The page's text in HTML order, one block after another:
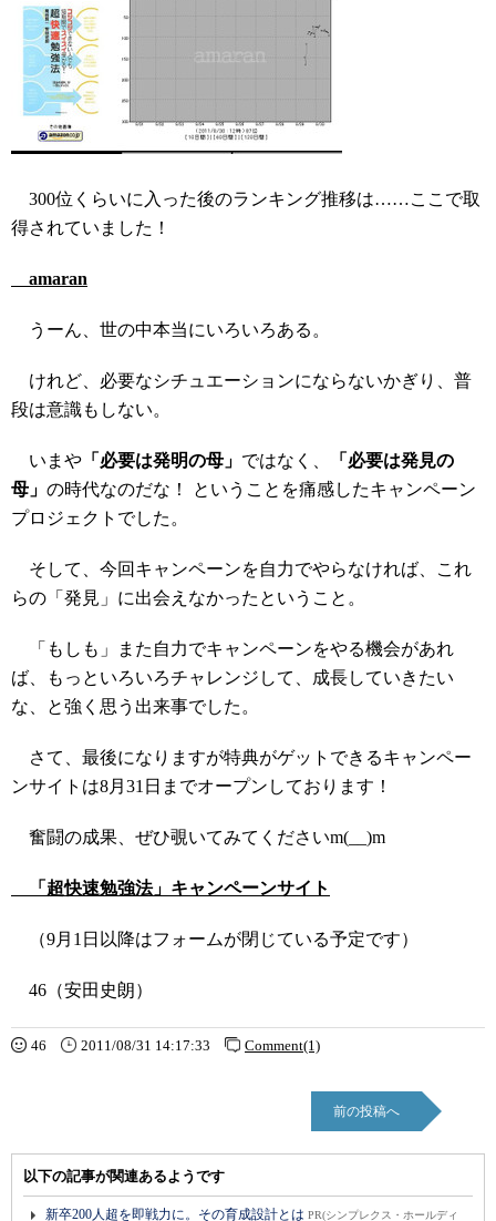
300位くらいに入った後のランキング推移は……ここで取
得されていました！
amaran
うーん、世の中本当にいろいろある。
けれど、必要なシチュエーションにならないかぎり、普
段は意識もしない。
いまや 「必要は発明の母」 ではなく、
「必要は発見の
母」 の時代なのだな！ ということを痛感したキャンペーン
プロジェクトでした。
そして、今回キャンペーンを自力でやらなければ、これ
らの「発見」に出会えなかったということ。
「もしも」また自力でキャンペーンをやる機会があれ
ば、もっといろいろチャレンジして、成長していきたい
な、と強く思う出来事でした。
さて、最後になりますが特典がゲットできるキャンペー
ンサイトは8月31日までオープンしております！
奮闘の成果、ぜひ覗いてみてくださいm(__)m
「超快速勉強法」キャンペーンサイト
（9月1日以降はフォームが閉じている予定です）
46（安田史朗）
46 2011/08/31 14:17:33 Comment(1)
前の投稿へ
以下の記事が関連あるようです
新卒200人超を即戦力に。その育成設計とは PR(シンプレクス・ホールディ